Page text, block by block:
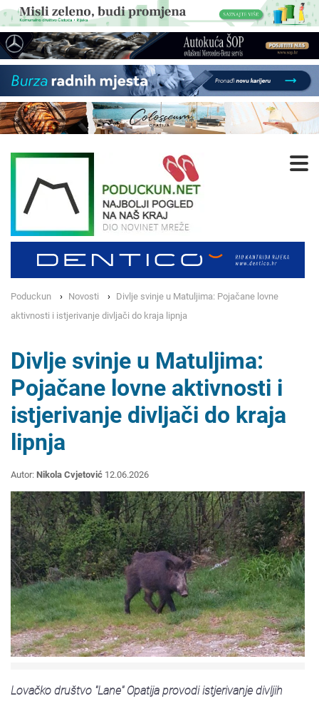
Poduckun Novosti
Divlje svinje u Matuljima: Pojačane lovne
aktivnosti i istjerivanje divljači do kraja lipnja
Divlje svinje u Matuljima:
Pojačane lovne aktivnosti i
istjerivanje divljači do kraja
lipnja
Autor: Nikola Cvjetović 12.06.2026
Lovačko društvo "Lane" Opatija provodi istjerivanje divljih